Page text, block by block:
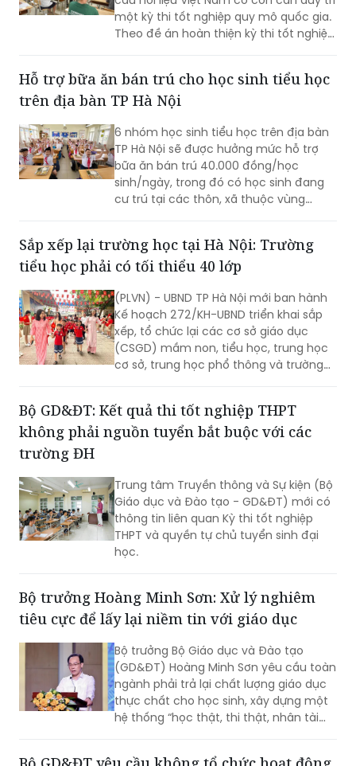
THPT của Bộ Giáo dục và Đào tạo
(GD&ĐT), cách tiếp cận này chưa phản
ánh đầy đủ vai trò của kỳ thi.
Hỗ trợ bữa ăn bán trú cho học sinh tiểu học
6 nhóm học sinh tiểu học trên địa bàn
TP Hà Nội sẽ được hưởng mức hỗ trợ
bữa ăn bán trú 40.000 đồng/học
sinh/ngày, trong đó có học sinh đang
cư trú tại các thôn, xã thuộc vùng
đồng bào dân tộc thiểu số và miền núi
theo danh sách do cơ quan có thẩm
quyền phê duyệt tại thời điểm xác định
sinh đang cư trú tại xã Minh Châu theo
địa giới hành chính tại thời điểm Nghị
quyết số 84/2026/NQ-HĐND có hiệu
lực thi hành.
Sắp xếp lại trường học tại Hà Nội: Trường
(PLVN) - UBND TP Hà Nội mới ban hành
Kế hoạch 272/KH-UBND triển khai sắp
xếp, tổ chức lại các cơ sở giáo dục
(CSGD) mầm non, tiểu học, trung học
cơ sở, trung học phổ thông và trường
chuyên biệt công lập trên địa bàn.
Bộ GD&ĐT: Kết quả thi tốt nghiệp THPT
trường ĐH
Trung tâm Truyền thông và Sự kiện (Bộ
thông tin liên quan Kỳ thi tốt nghiệp
THPT và quyền tự chủ tuyển sinh đại
học.
Bộ trưởng Hoàng Minh Sơn: Xử lý nghiêm
Bộ trưởng Bộ Giáo dục và Đào tạo
(GD&ĐT) Hoàng Minh Sơn yêu cầu toàn
ngành phải trả lại chất lượng giáo dục
thực chất cho học sinh, xây dựng một
hệ thống “học thật, thi thật, nhân tài
thật, giá trị thật”; chấm dứt triệt để tình
trạng nâng điểm, làm đẹp học bạ để
chạy theo thành tích.
Bộ GD&ĐT yêu cầu không tổ chức hoạt động